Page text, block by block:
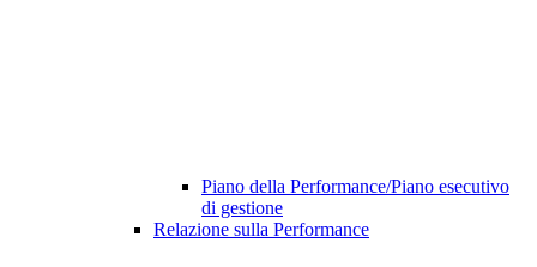
Piano della Performance/Piano esecutivo
di gestione
Relazione sulla Performance